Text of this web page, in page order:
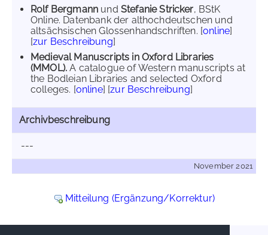
Rolf Bergmann und Stefanie Stricker, BStK
Online. Datenbank der althochdeutschen und
altsächsischen Glossenhandschriften. [online]
[zur Beschreibung]
Medieval Manuscripts in Oxford Libraries
(MMOL).A catalogue of Western manuscripts at
the Bodleian Libraries and selected Oxford
colleges. [online] [zur Beschreibung]
Archivbeschreibung
---
November 2021
Mitteilung (Ergänzung/Korrektur)